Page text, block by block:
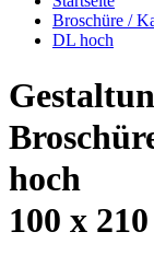
Broschüre /
DL hoch
hoch
100 x